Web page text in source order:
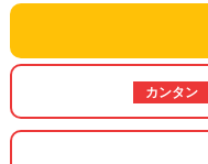
カンタン